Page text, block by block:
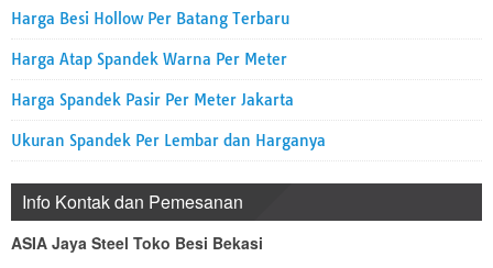
Harga Besi Hollow Per Batang Terbaru
Harga Atap Spandek Warna Per Meter
Harga Spandek Pasir Per Meter Jakarta
Ukuran Spandek Per Lembar dan Harganya
Info Kontak dan Pemesanan
ASIA Jaya Steel Toko Besi Bekasi